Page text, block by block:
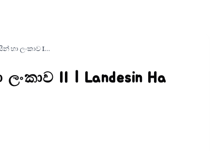
ලන්දේසීන් හා ලංකාව II | Landesin Ha Lankawa II
II | Landesin Ha